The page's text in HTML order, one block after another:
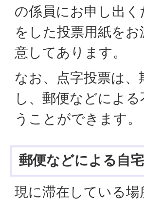
の係員にお申し出
をした投票用紙を
意してあります。
なお、点字投票は
し、郵便などによ
うことができます。
郵便などによる自
現に滞在している